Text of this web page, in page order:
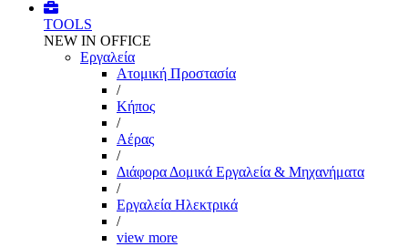
TOOLS
NEW IN OFFICE
Εργαλεία
Aτομική Προστασία
/
Kήπος
/
Αέρας
/
Διάφορα Δομικά Εργαλεία & Μηχανήματα
/
Εργαλεία Ηλεκτρικά
/
view more